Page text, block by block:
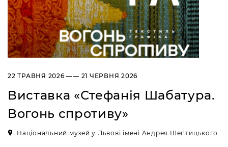
22 ТРАВНЯ 2026 —— 21 ЧЕРВНЯ 2026
Виставка «Стефанія Шабатура.
Вогонь спротиву»
Національний музей у Львові імені Андрея Шептицького